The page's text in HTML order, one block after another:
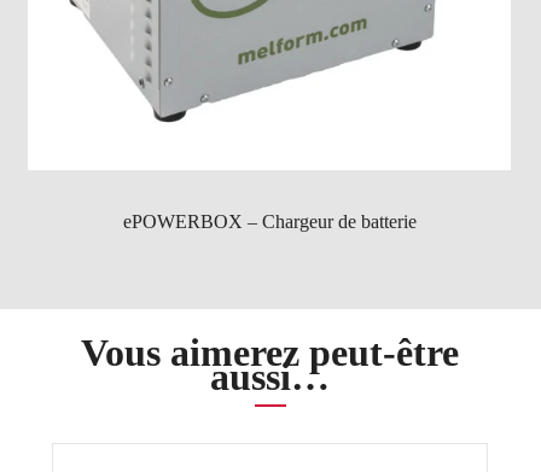
ePOWERBOX – Chargeur de batterie
Vous aimerez peut-être
aussi…